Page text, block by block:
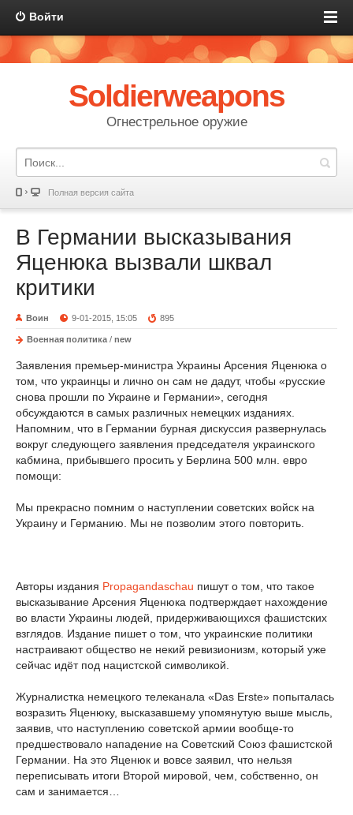
Войти
Soldierweapons
Огнестрельное оружие
Полная версия сайта
В Германии высказывания
Яценюка вызвали шквал
критики
Воин 9-01-2015, 15:05 895
Военная политика / new
Заявления премьер-министра Украины Арсения Яценюка о
том, что украинцы и лично он сам не дадут, чтобы «русские
снова прошли по Украине и Германии», сегодня
обсуждаются в самых различных немецких изданиях.
Напомним, что в Германии бурная дискуссия развернулась
вокруг следующего заявления председателя украинского
кабмина, прибывшего просить у Берлина 500 млн. евро
помощи:
Мы прекрасно помним о наступлении советских войск на
Украину и Германию. Мы не позволим этого повторить.
Авторы издания Propagandaschau пишут о том, что такое
высказывание Арсения Яценюка подтверждает нахождение
во власти Украины людей, придерживающихся фашистских
взглядов. Издание пишет о том, что украинские политики
настраивают общество не некий ревизионизм, который уже
сейчас идёт под нацистской символикой.
Журналистка немецкого телеканала «Das Erste» попыталась
возразить Яценюку, высказавшему упомянутую выше мысль,
заявив, что наступлению советской армии вообще-то
предшествовало нападение на Советский Союз фашистской
Германии. На это Яценюк и вовсе заявил, что нельзя
переписывать итоги Второй мировой, чем, собственно, он
сам и занимается…